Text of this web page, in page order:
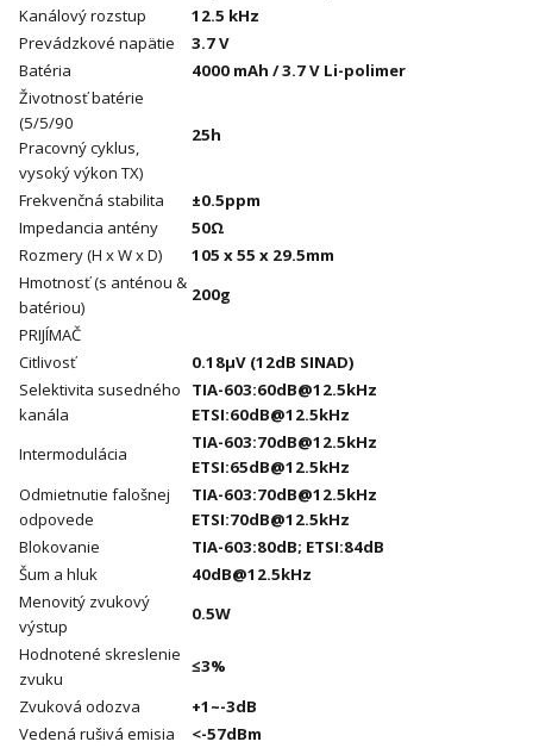
Kanálový rozstup
12.5 kHz
Prevádzkové napätie
3.7 V
Batéria
4000 mAh / 3.7 V Li-polimer
Životnosť batérie
(5/5/90
Pracovný cyklus,
vysoký výkon TX)
25h
Frekvenčná stabilita
±0.5ppm
Impedancia antény
50Ω
Rozmery (H x W x D)
105 x 55 x 29.5mm
Hmotnosť (s anténou &
batériou)
200g
PRIJÍMAČ
Citlivosť
0.18μV (12dB SINAD)
Selektivita susedného
kanála
TIA-603:60dB@12.5kHz
ETSI:60dB@12.5kHz
Intermodulácia
TIA-603:70dB@12.5kHz
ETSI:65dB@12.5kHz
Odmietnutie falošnej
odpovede
TIA-603:70dB@12.5kHz
ETSI:70dB@12.5kHz
Blokovanie
TIA-603:80dB; ETSI:84dB
Šum a hluk
40dB@12.5kHz
Menovitý zvukový
výstup
0.5W
Hodnotené skreslenie
zvuku
≤3%
Zvuková odozva
+1~-3dB
Vedená rušivá emisia
<-57dBm